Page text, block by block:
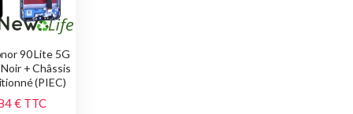
90 Lite 5G
+ Châssis
(PIEC)
€ TTC